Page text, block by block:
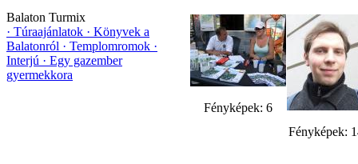
Balaton Turmix
· Túraajánlatok · Könyvek a
Balatonról · Templomromok ·
Interjú · Egy gazember
gyermekkora
Fényképek: 6
Fényképek: